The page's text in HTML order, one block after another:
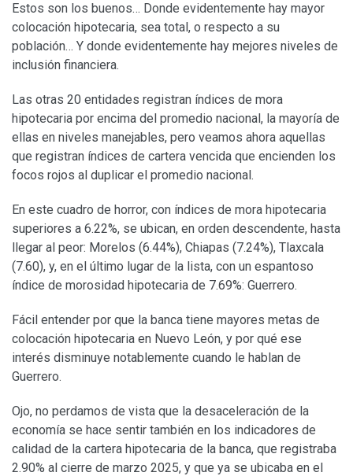
Estos son los buenos… Donde evidentemente hay mayor
colocación hipotecaria, sea total, o respecto a su
población… Y donde evidentemente hay mejores niveles de
inclusión financiera.
Las otras 20 entidades registran índices de mora
hipotecaria por encima del promedio nacional, la mayoría de
ellas en niveles manejables, pero veamos ahora aquellas
que registran índices de cartera vencida que encienden los
focos rojos al duplicar el promedio nacional.
En este cuadro de horror, con índices de mora hipotecaria
superiores a 6.22%, se ubican, en orden descendente, hasta
llegar al peor: Morelos (6.44%), Chiapas (7.24%), Tlaxcala
(7.60), y, en el último lugar de la lista, con un espantoso
índice de morosidad hipotecaria de 7.69%: Guerrero.
Fácil entender por que la banca tiene mayores metas de
colocación hipotecaria en Nuevo León, y por qué ese
interés disminuye notablemente cuando le hablan de
Guerrero.
Ojo, no perdamos de vista que la desaceleración de la
economía se hace sentir también en los indicadores de
calidad de la cartera hipotecaria de la banca, que registraba
2.90% al cierre de marzo 2025, y que ya se ubicaba en el